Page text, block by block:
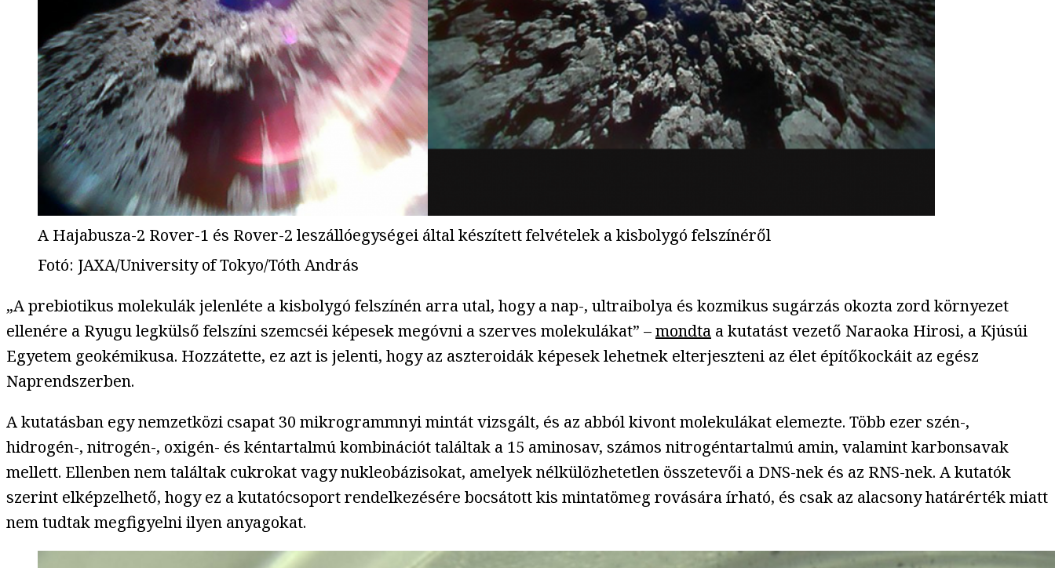
A Hajabusza-2 Rover-1 és Rover-2 leszállóegységei által készített felvételek a kisbolygó felszínéről
Fotó: JAXA/University of Tokyo/Tóth András
„A prebiotikus molekulák jelenléte a kisbolygó felszínén arra utal, hogy a nap-, ultraibolya és kozmikus sugárzás okozta zord környezet
ellenére a Ryugu legkülső felszíni szemcséi képesek megóvni a szerves molekulákat” –mondta a kutatást vezető Naraoka Hirosi, a Kjúsúi
Egyetem geokémikusa. Hozzátette, ez azt is jelenti, hogy az aszteroidák képesek lehetnek elterjeszteni az élet építőkockáit az egész
Naprendszerben.
A kutatásban egy nemzetközi csapat 30 mikrogrammnyi mintát vizsgált, és az abból kivont molekulákat elemezte. Több ezer szén-,
hidrogén-, nitrogén-, oxigén- és kéntartalmú kombinációt találtak a 15 aminosav, számos nitrogéntartalmú amin, valamint karbonsavak
mellett. Ellenben nem találtak cukrokat vagy nukleobázisokat, amelyek nélkülözhetetlen összetevői a DNS-nek és az RNS-nek. A kutatók
szerint elképzelhető, hogy ez a kutatócsoport rendelkezésére bocsátott kis mintatömeg rovására írható, és csak az alacsony határérték miatt
nem tudtak megfigyelni ilyen anyagokat.